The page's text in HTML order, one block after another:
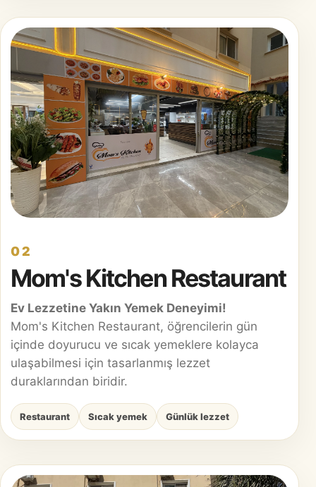
02
Mom's Kitchen Restaurant
Ev Lezzetine Yakın Yemek Deneyimi!
Mom's Kitchen Restaurant, öğrencilerin gün
içinde doyurucu ve sıcak yemeklere kolayca
ulaşabilmesi için tasarlanmış lezzet
duraklarından biridir.
Restaurant Sıcak yemek Günlük lezzet